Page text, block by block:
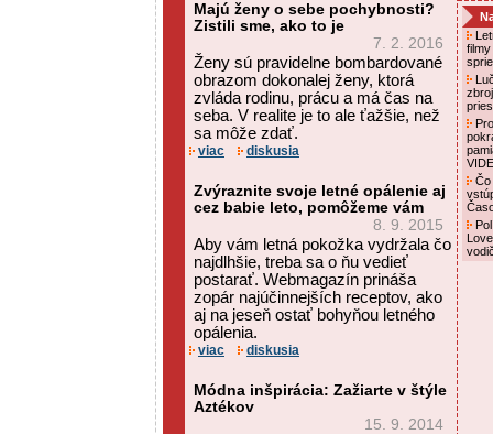
Majú ženy o sebe pochybnosti?
Zistili sme, ako to je
7. 2. 2016
Ženy sú pravidelne bombardované
obrazom dokonalej ženy, ktorá
zvláda rodinu, prácu a má čas na
seba. V realite je to ale ťažšie, než
sa môže zdať.
viac diskusia
Zvýraznite svoje letné opálenie aj
cez babie leto, pomôžeme vám
8. 9. 2015
Aby vám letná pokožka vydržala čo
najdlhšie, treba sa o ňu vedieť
postarať. Webmagazín prináša
zopár najúčinnejších receptov, ako
aj na jeseň ostať bohyňou letného
opálenia.
viac diskusia
Módna inšpirácia: Zažiarte v štýle
Aztékov
15. 9. 2014
Čo